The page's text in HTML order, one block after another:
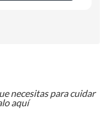
necesitas para cuidar
aquí